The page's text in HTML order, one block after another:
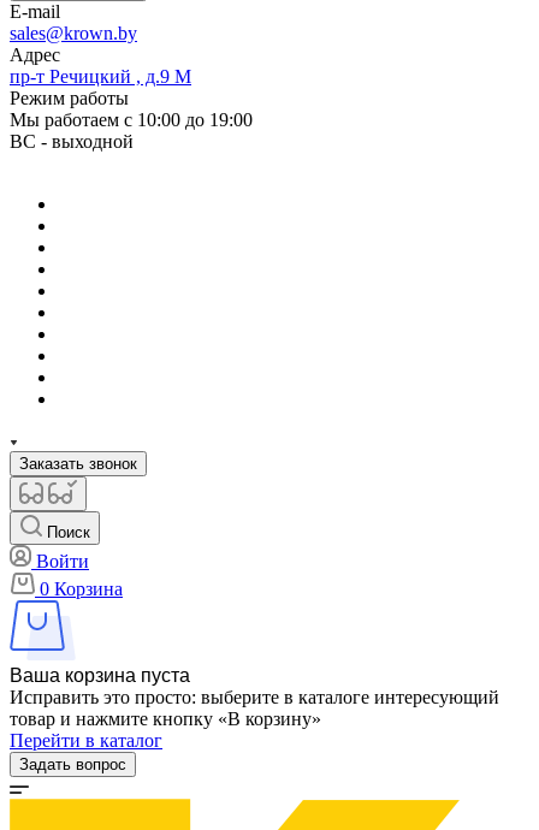
E-mail
sales@krown.by
Адрес
пр-т Речицкий , д.9 М
Режим работы
Мы работаем с 10:00 до 19:00
ВС - выходной
Заказать звонок
Поиск
Войти
0 Корзина
Ваша корзина пуста
Исправить это просто: выберите в каталоге интересующий
товар и нажмите кнопку «В корзину»
Перейти в каталог
Задать вопрос